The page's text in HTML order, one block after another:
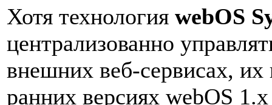
Хотя технология webOS
централизованно
внешних веб-сервисах, их
ранних версиях webOS